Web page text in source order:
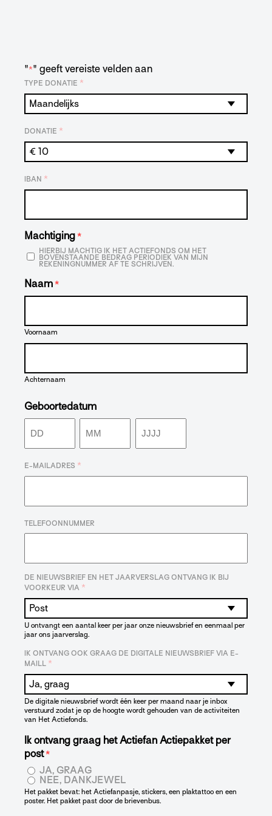
"*" geeft vereiste velden aan
TYPE DONATIE *
DONATIE *
IBAN *
Machtiging *
HIERBIJ MACHTIG IK HET ACTIEFONDS OM HET
BOVENSTAANDE BEDRAG PERIODIEK VAN MIJN
REKENINGNUMMER AF TE SCHRIJVEN.
Naam *
Voornaam
Achternaam
Geboortedatum
Dag Maand Jaar
E-MAILADRES *
TELEFOONNUMMER
DE NIEUWSBRIEF EN HET JAARVERSLAG ONTVANG IK BIJ
VOORKEUR VIA *
U ontvangt een aantal keer per jaar onze nieuwsbrief en eenmaal per
jaar ons jaarverslag.
IK ONTVANG OOK GRAAG DE DIGITALE NIEUWSBRIEF VIA E-
MAILL *
De digitale nieuwsbrief wordt één keer per maand naar je inbox
verstuurd zodat je op de hoogte wordt gehouden van de activiteiten
van Het Actiefonds.
Ik ontvang graag het Actiefan Actiepakket per
post *
JA, GRAAG
NEE, DANKJEWEL
Het pakket bevat: het Actiefanpasje, stickers, een plaktattoo en een
poster. Het pakket past door de brievenbus.